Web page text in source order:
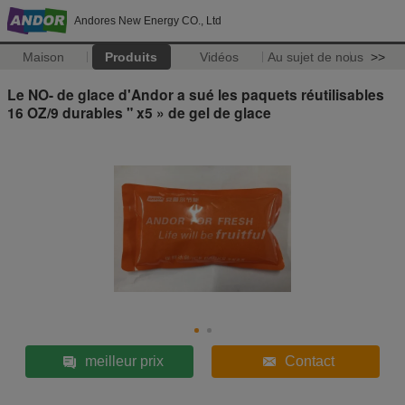
Andores New Energy CO., Ltd
Maison Produits Vidéos Au sujet de nous >>
Le NO- de glace d'Andor a sué les paquets réutilisables
16 OZ/9 durables " x5 » de gel de glace
meilleur prix Contact